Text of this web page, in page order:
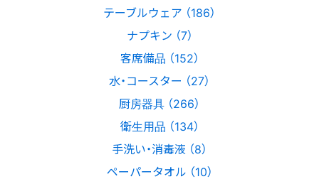
テーブルウェア （186）
ナプキン （7）
客席備品 （152）
水・コースター （27）
厨房器具 （266）
衛生用品 （134）
手洗い・消毒液 （8）
ペーパータオル （10）